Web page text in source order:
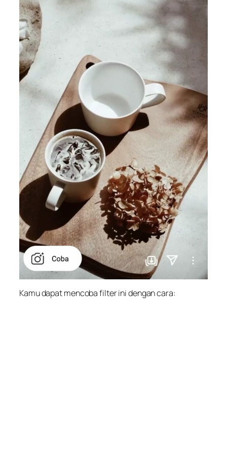
Kamu dapat mencoba filter ini dengan cara: